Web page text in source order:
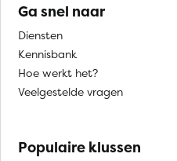
Ga snel naar
Diensten
Kennisbank
Hoe werkt het?
Veelgestelde vragen
Populaire klussen